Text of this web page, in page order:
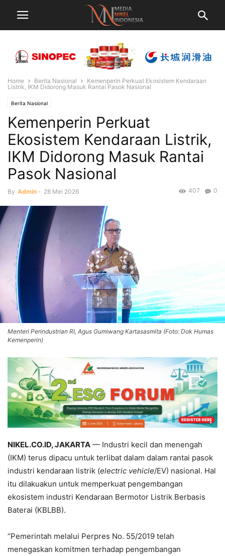
Home Berita Nasional
Kemenperin Perkuat Ekosistem Kendaraan
Listrik, IKM Didorong Masuk Rantai Pasok Nasional
Berita Nasional
Kemenperin Perkuat
Ekosistem Kendaraan Listrik,
IKM Didorong Masuk Rantai
Pasok Nasional
By Admin - 28 Mei 2026 0
407
Menteri Perindustrian RI, Agus Gumiwang Kartasasmita (Foto: Dok Humas
Kemenperin)
NIKEL.CO.ID, JAKARTA — Industri kecil dan menengah
(IKM) terus dipacu untuk terlibat dalam dalam rantai pasok
industri kendaraan listrik (electric vehicle/EV) nasional. Hal
itu dilakuakun untuk memperkuat pengembangan
ekosistem industri Kendaraan Bermotor Listrik Berbasis
Baterai (KBLBB).
“Pemerintah melalui Perpres No. 55/2019 telah
menegaskan komitmen terhadap pengembangan